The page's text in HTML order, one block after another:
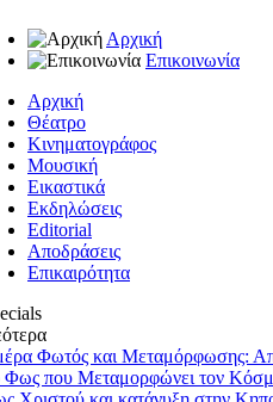
Αρχική
Επικοινωνία
Αρχική
Θέατρο
Κινηματογράφος
Μουσική
Εικαστικά
Εκδηλώσεις
Editorial
Αποδράσεις
Επικαιρότητα
Φωτός και Μεταμόρφωσης:
Φως που Μεταμορφώνει τον